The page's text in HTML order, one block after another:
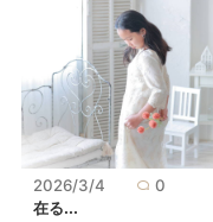
2026/3/4
0
在る...